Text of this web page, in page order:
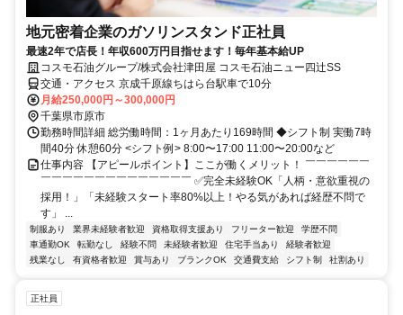
地元密着企業のガソリンスタンド正社員
最速2年で店長！年収600万円目指せます！毎年基本給UP
コスモ石油グループ/株式会社津田屋 コスモ石油ニュー四辻SS
交通・アクセス 京成千原線ちはら台駅車で10分
月給250,000円～300,000円
千葉県市原市
勤務時間詳細 総労働時間：1ヶ月あたり169時間 ◆シフト制 実働7時
間40分 休憩60分 <シフト例> 8:00〜17:00 11:00〜20:00など
仕事内容 【アピールポイント】ここが働くメリット！ ￣￣￣￣￣￣
￣￣￣￣￣￣￣￣￣￣￣￣￣￣ ✅完全未経験OK「人柄・意欲重視の
採用！」「未経験スタート率80%以上！やる気があれば経歴不問で
す」 ...
制服あり 業界未経験者歓迎 資格取得支援あり フリーター歓迎
学歴不問
車通勤OK
転勤なし 経験不問 未経験者歓迎 住宅手当あり
経験者歓迎
残業なし
有資格者歓迎 賞与あり ブランクOK 交通費支給 シフト制 社割あり
正社員